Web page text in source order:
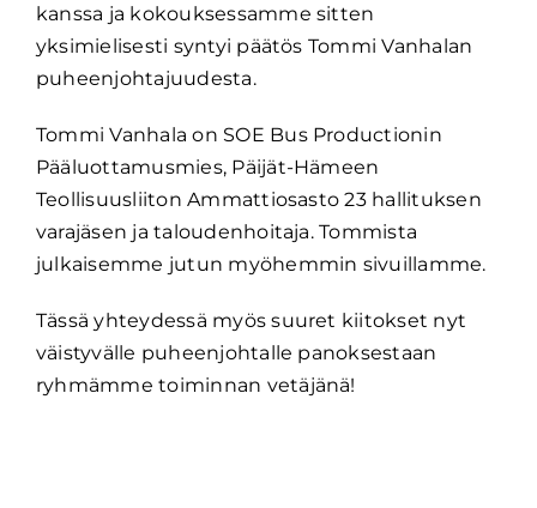
kanssa ja kokouksessamme sitten
yksimielisesti syntyi päätös Tommi Vanhalan
puheenjohtajuudesta.
Tommi Vanhala on SOE Bus Productionin
Pääluottamusmies, Päijät-Hämeen
Teollisuusliiton Ammattiosasto 23 hallituksen
varajäsen ja taloudenhoitaja. Tommista
julkaisemme jutun myöhemmin sivuillamme.
Tässä yhteydessä myös suuret kiitokset nyt
väistyvälle puheenjohtalle panoksestaan
ryhmämme toiminnan vetäjänä!